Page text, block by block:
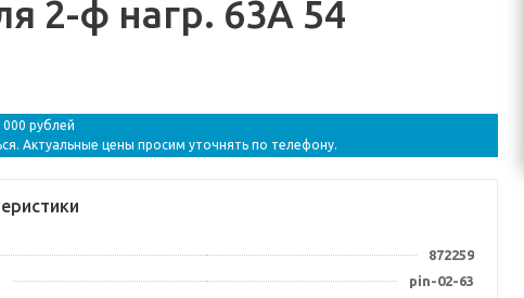
2-ф нагр. 63А 54
рублей
Актуальные цены просим уточнять по телефону.
872259
pin-02-63